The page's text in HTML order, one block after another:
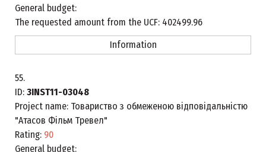
General budget:
The requested amount from the UCF: 402499.96
Information
55.
ID: 3INST11-03048
Project name: Товариство з обмеженою відповідальністю
"Атасов Фільм Тревел"
Rating: 90
General budget: